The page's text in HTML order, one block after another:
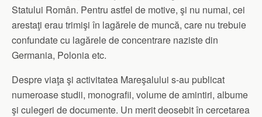
Statului Român. Pentru astfel de motive, şi nu numai, cei
arestaţi erau trimişi în lagărele de muncă, care nu trebuie
confundate cu lagărele de concentrare naziste din
Germania, Polonia etc.
Despre viaţa şi activitatea Mareşalului s-au publicat
numeroase studii, monografii, volume de amintiri, albume
şi culegeri de documente. Un merit deosebit în cercetarea